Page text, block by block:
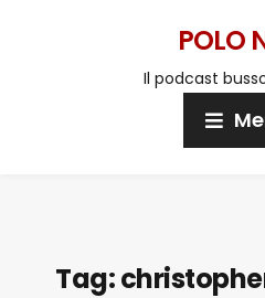
POLO
Il podcast
Tag: